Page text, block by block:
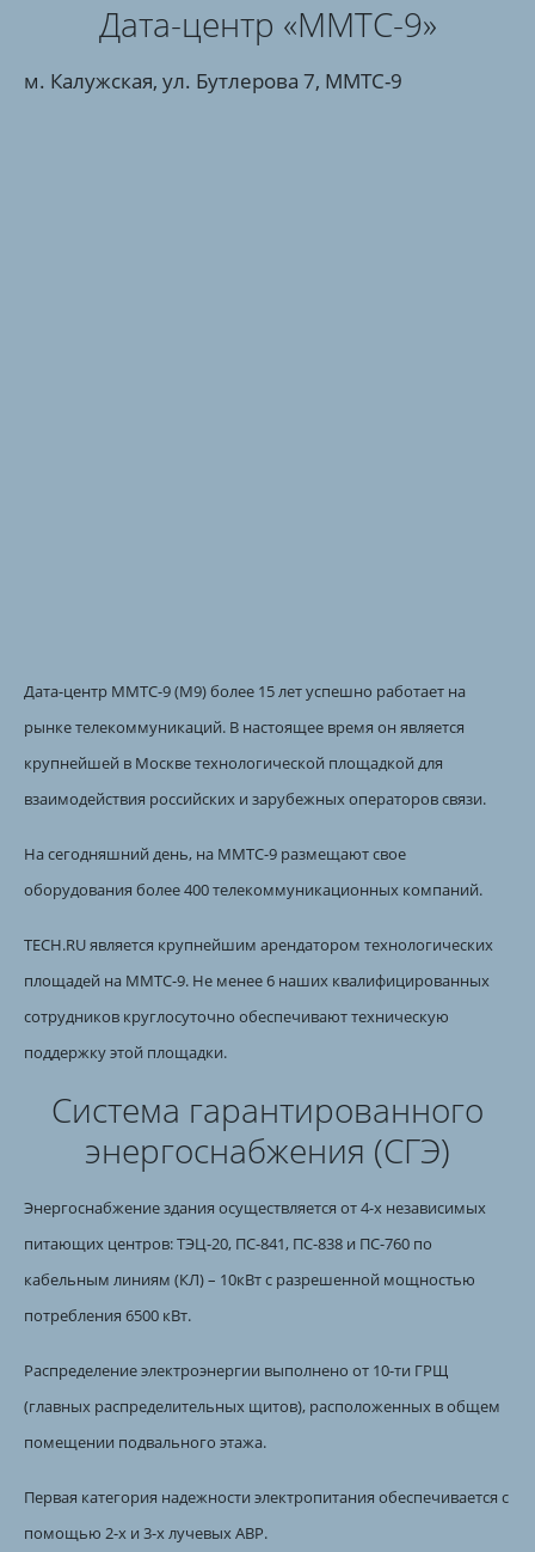
Дата-центр «ММТС-9»
м. Калужская, ул. Бутлерова 7, MMTC-9
Дата-центр ММТС-9 (М9) более 15 лет успешно работает на
рынке телекоммуникаций. В настоящее время он является
крупнейшей в Москве технологической площадкой для
взаимодействия российских и зарубежных операторов связи.
На сегодняшний день, на ММТС-9 размещают свое
оборудования более 400 телекоммуникационных компаний.
TECH.RU является крупнейшим арендатором технологических
площадей на ММТС-9. Не менее 6 наших квалифицированных
сотрудников круглосуточно обеспечивают техническую
поддержку этой площадки.
Система гарантированного
энергоснабжения (СГЭ)
Энергоснабжение здания осуществляется от 4-х независимых
питающих центров: ТЭЦ-20, ПС-841, ПС-838 и ПС-760 по
кабельным линиям (КЛ) – 10кВт с разрешенной мощностью
потребления 6500 кВт.
Распределение электроэнергии выполнено от 10-ти ГРЩ
(главных распределительных щитов), расположенных в общем
помещении подвального этажа.
Первая категория надежности электропитания обеспечивается с
помощью 2-х и 3-х лучевых АВР.